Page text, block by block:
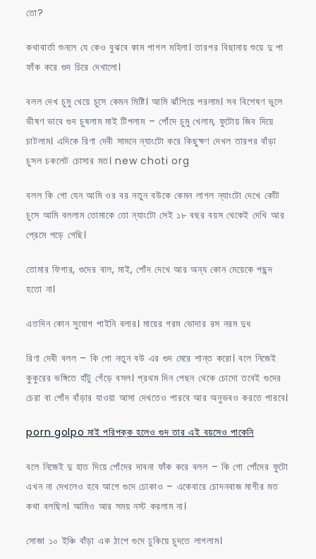
তো?
কথাবার্তা শুনলে যে কেও বুঝবে কাম পাগল মহিলা। তারপর বিছানায় শুয়ে দু পা
ফাঁক করে গুদ চিরে দেখালো।
বলল দেখ চুমু খেয়ে চুসে কেমন মিষ্টি। আমি ঝাঁপিয়ে পরলাম। সব বিশেষণ ভুলে
ভীষণ ভাবে গুদ চুষলাম মাই টিপলাম – পোঁদে চুমু খেলাম, ফুটোয় জিব দিয়ে
চাটলাম। এদিকে রিণা দেবী সামনে ন্যাংটো করে কিছুক্ষণ দেখল তারপর বাঁড়া
চুসল চকলেট চোসার মত। new choti org
বলল কি গো যেন আমি ওর বর নতুন বউকে কেমন লাগল ন্যাংটো দেখে কোঁট
চুসে আমি বললাম তোমাকে তো ন্যাংটো সেই ১৮ বছর বয়স থেকেই দেখি আর
প্রেমে পড়ে গেছি।
তোমার ফিগার, গুদের বাল, মাই, পোঁদ দেখে আর অন্য কোন মেয়েকে পছন্দ
হতো না।
এতদিন কোন সুযোগ পাইনি বলার। মায়ের গরম ভোদার রস নরম দুধ
রিণা দেবী বলল – কি গো নতুন বউ এর গুদ মেরে শান্ত করো। বলে নিজেই
কুকুরের ভঙ্গিতে হাঁটু গেঁড়ে বসল। প্রথম দিন পেছন থেকে চোদো তবেই গুদের
চেরা বা পোঁদ বাঁড়ার যাওয়া আসা দেখতেও পারবে আর অনুভবও করতে পারবে।
porn golpo মাই পরিপক্ক হলেও গুদ তার এই বয়সেও পাকেনি
বলে নিজেই দু হাত দিয়ে পোঁদের দাবনা ফাঁক করে বলল – কি গো পোঁদের ফুটো
এখন না দেখলেও হবে আগে গুদে ঢোকাও – একেবারে চোদনবাজ মাগীর মত
কথা বলছিল। আমিও আর সময় নস্ট করলাম না।
সোজা ১০ ইঞ্চি বাঁড়া এক ঠাপে গুদে ঢুকিয়ে চুদতে লাগলাম।